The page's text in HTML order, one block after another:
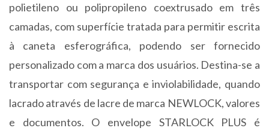
polietileno ou polipropileno coextrusado em três
camadas, com superfície tratada para permitir escrita
à caneta esferográfica, podendo ser fornecido
personalizado com a marca dos usuários. Destina-se a
transportar com segurança e inviolabilidade, quando
lacrado através de lacre de marca NEWLOCK, valores
e documentos. O envelope STARLOCK PLUS é